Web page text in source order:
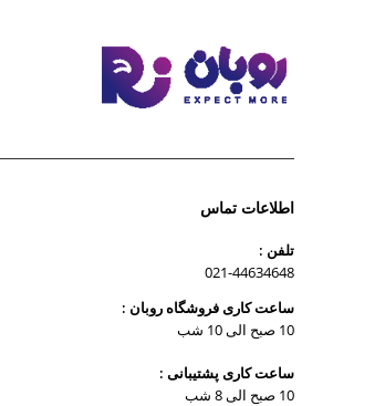
اطلاعات تماس
تلفن :
021-44634648
ساعت کاری فروشگاه روبان :
10 صبح الی 10 شب
ساعت کاری پشتیبانی :
10 صبح الی 8 شب